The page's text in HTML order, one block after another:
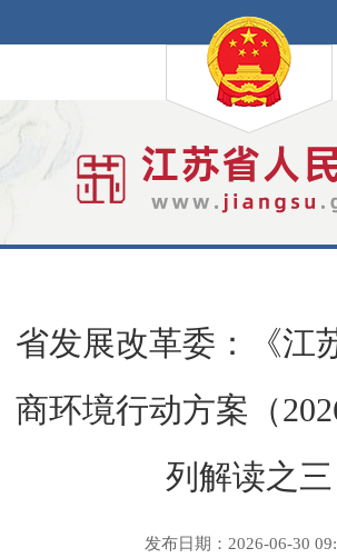
省发展改革委：《江
商环境行动方案（
列解读之三
发布日期：2026-06-30